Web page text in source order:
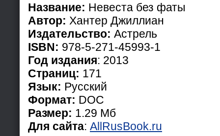
Название: Невеста без фаты
Автор: Хантер Джиллиан
Издательство: Астрель
ISBN: 978-5-271-45993-1
Год издания: 2013
Страниц: 171
Язык: Русский
Формат: DOC
Размер: 1.29 Мб
Для сайта: AllRusBook.ru